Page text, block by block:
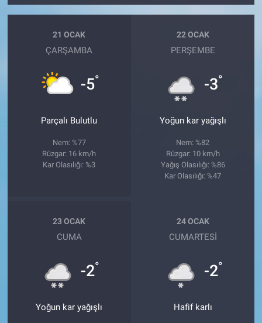
21 OCAK
ÇARŞAMBA
-5°
Parçalı Bulutlu
Nem: %77
Rüzgar: 16 km/h
Kar Olasılığı: %3
22 OCAK
PERŞEMBE
-3°
Yoğun kar yağışlı
Nem: %82
Rüzgar: 10 km/h
Yağış Olasılığı: %86
Kar Olasılığı: %47
23 OCAK
CUMA
-2°
Yoğun kar yağışlı
24 OCAK
CUMARTESI
-2°
Hafif karlı